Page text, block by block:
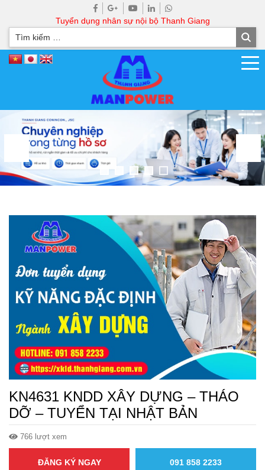
Tuyển dụng nhân sự nội bộ Thanh Giang
KN4631 KNDD XÂY DỰNG – THÁO
DỠ – TUYỂN TẠI NHẬT BẢN
766 lượt xem
ĐĂNG KÝ NGAY 091 858 2233